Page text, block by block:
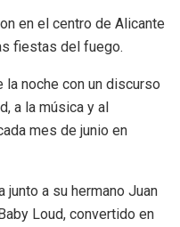
en el centro de Alicante
fiestas del fuego.
noche con un discurso
a la música y al
mes de junio en
junto a su hermano Juan
Loud, convertido en